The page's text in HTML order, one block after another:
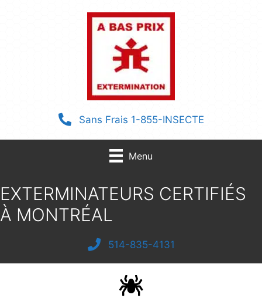
Sans Frais 1-855-INSECTE
Menu
EXTERMINATEURS CERTIFIÉS
À MONTRÉAL
514-835-4131